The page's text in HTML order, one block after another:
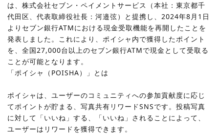
は、株式会社セブン・ペイメントサービス（本社：東京都千
代田区、代表取締役社長：河邉弦）と提携し、2024年8月1日
よりセブン銀行ATMにおける現金受取機能を再開したことを
発表しました。これにより、ポイシャ内で獲得したポイント
を、全国27,000台以上のセブン銀行ATMで現金として受取る
ことが可能となります。
「ポイシャ（POISHA）」とは
ポイシャは、ユーザーのコミュニティへの参加貢献度に応じ
てポイントが貯まる、写真共有リワードSNSです。投稿写真
に対して「いいね」する、「いいね」されることによって、
ユーザーはリワードを獲得できます。